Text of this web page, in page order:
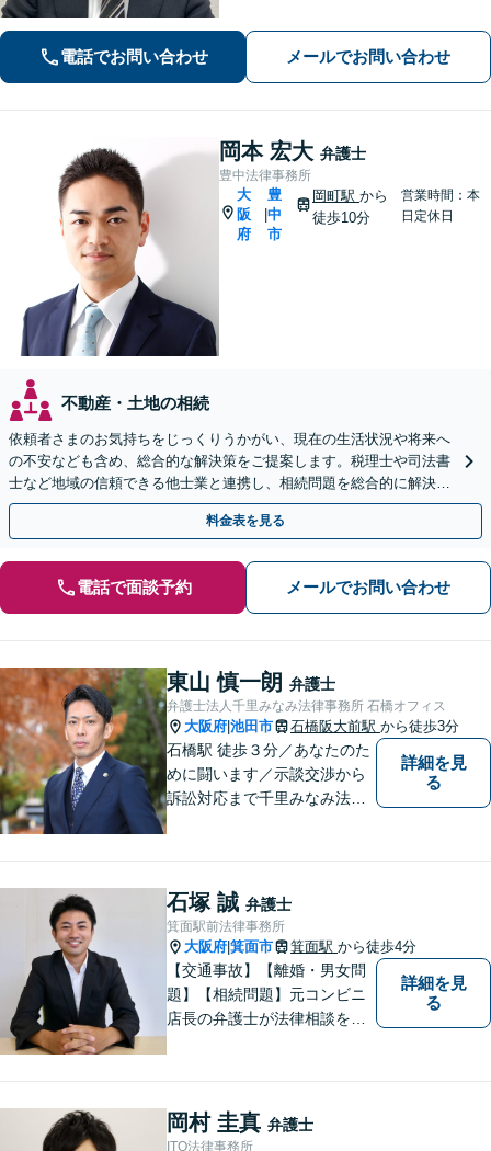
／刑事事件（被害者側も対応）／相続
／離婚問題など。まずはお気軽にご相
談ください
電話でお問い合わせ メールでお問い合わせ
岡本 宏大 弁護士
豊中法律事務所
大
阪
府
豊
中
市
岡町駅 から
徒歩10分
営業時間：本
日定休日
不動産・土地の相続
依頼者さまのお気持ちをじっくりうかがい、現在の生活状況や将来へ
の不安なども含め、総合的な解決策をご提案します。税理士や司法書
士など地域の信頼できる他士業と連携し、相続問題を総合的に解決
「後見人にお悩みの方もお気軽にご相談を」
料金表を見る
電話で面談予約 メールでお問い合わせ
東山 慎一朗 弁護士
弁護士法人千里みなみ法律事務所 石橋オフィス
大阪府 池田市 石橋阪大前駅 から徒歩3分
石橋駅 徒歩３分／あなたのた
めに闘います／示談交渉から
訴訟対応まで千里みなみ法律
詳細を見
る
石塚 誠 弁護士
箕面駅前法律事務所
大阪府 箕面市 箕面駅 から徒歩4分
【交通事故】【離婚・男女問
題】【相続問題】元コンビニ
店長の弁護士が法律相談を承
詳細を見
る
岡村 圭真 弁護士
ITO法律事務所